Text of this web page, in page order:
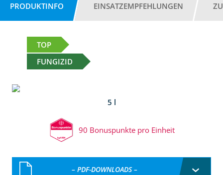
PRODUKTINFO EINSATZEMPFEHLUNGEN
TOP
FUNGIZID
5 l
90 Bonuspunkte pro Einheit
– PDF-DOWNLOADS –